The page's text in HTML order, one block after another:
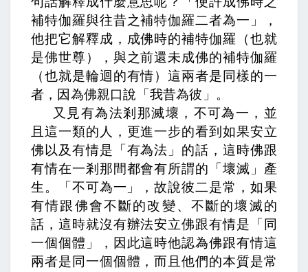
補特伽羅與往昔之補特伽羅二者為一」，
他把它解釋成，成佛時的補特伽羅（也就
是佛世尊），與之前還未成佛的補特伽羅
（也就是輪迴的有情）這兩者是同樣的一
者，因為佛親口說「我昔為彼」。
又見有為法剎那滅壞，不可為一， 並
且這一類的人，更進一步的看到如果安立
佛以及有情是「有為法」的話，這時佛跟
有情在一剎那間都會有所謂的「壞滅」產
生。「不可為一」，故說彼二是常， 如果
有情跟佛會不斷的改變、不斷的壞滅的
話，這時就沒有辦法安立佛跟有情是「同
一個個體」，因此這時他認為佛跟有情這
兩者是同一個個體，而且他們的本質是常